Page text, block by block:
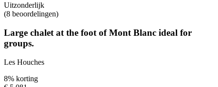
Uitzonderlijk
(8 beoordelingen)
Large chalet at the foot of Mont Blanc ideal for
groups.
Les Houches
8% korting